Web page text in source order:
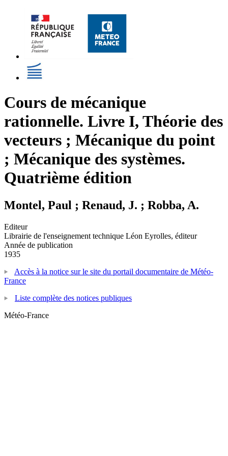
Cours de mécanique
rationnelle. Livre I, Théorie des
vecteurs ; Mécanique du point
; Mécanique des systèmes.
Quatrième édition
Montel, Paul ; Renaud, J. ; Robba, A.
Editeur
Librairie de l'enseignement technique Léon Eyrolles, éditeur
Année de publication
1935
Accès à la notice sur le site du portail documentaire de Météo-
France
Liste complète des notices publiques
Météo-France